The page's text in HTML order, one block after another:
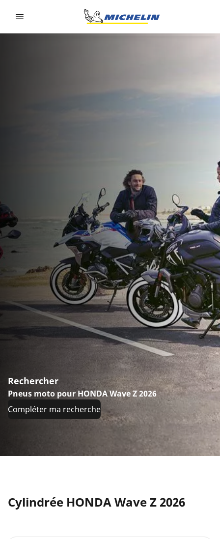
Rechercher
Pneus moto pour HONDA Wave Z 2026
Compléter ma recherche
Cylindrée HONDA Wave Z 2026